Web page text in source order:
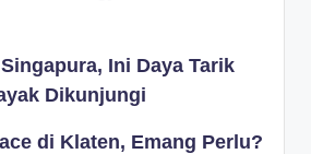
Ini Daya Tarik
Dikunjungi
di Klaten, Emang Perlu?